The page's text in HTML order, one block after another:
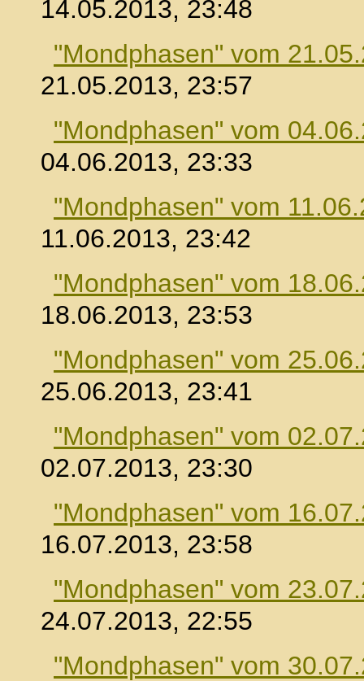
14.05.2013, 23:48
"Mondphasen" vom
21.05.2013, 23:57
"Mondphasen" vom
04.06.2013, 23:33
"Mondphasen" vom
11.06.2013, 23:42
"Mondphasen" vom
18.06.2013, 23:53
"Mondphasen" vom
25.06.2013, 23:41
"Mondphasen" vom
02.07.2013, 23:30
"Mondphasen" vom
16.07.2013, 23:58
"Mondphasen" vom
24.07.2013, 22:55
"Mondphasen" vom